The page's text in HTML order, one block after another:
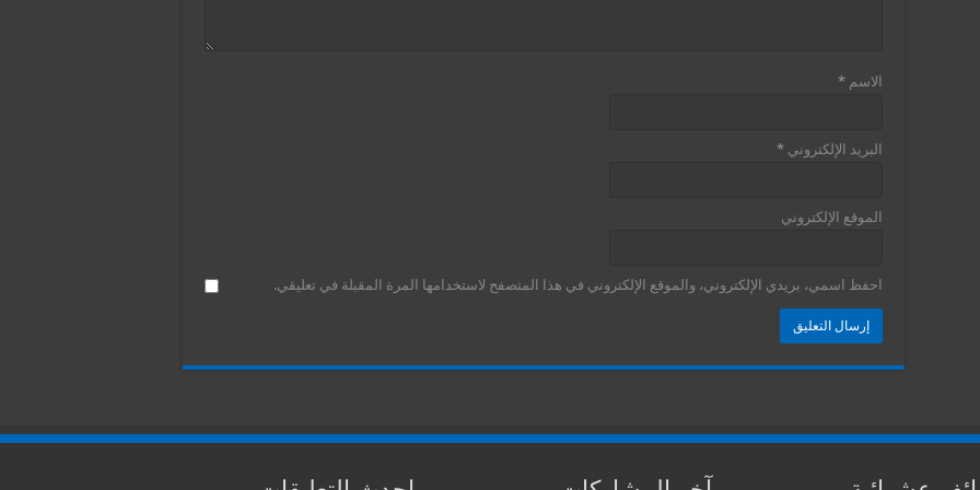
الاسم *
البريد الإلكتروني *
الموقع الإلكتروني
احفظ اسمي، بريدي الإلكتروني، والموقع الإلكتروني في هذا المتصفح لاستخدامها المرة المقبلة في تعليقي.